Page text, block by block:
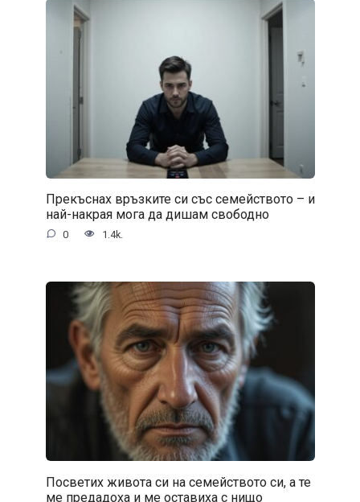
Прекъснах връзките си със семейството – и
най-накрая мога да дишам свободно
0 1.4k.
Посветих живота си на семейството си, а те
ме предадоха и ме оставиха с нищо